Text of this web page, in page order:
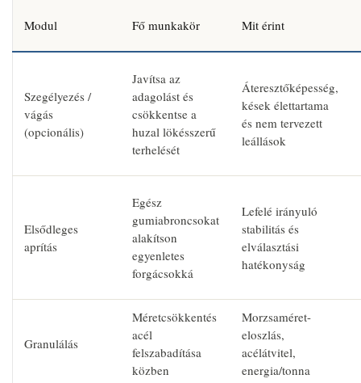
Modul Fő munkakör Mit érint
Szegélyezés /
vágás
(opcionális)
Javítsa az
adagolást és
csökkentse a
huzal lökésszerű
terhelését
Áteresztőképesség,
kések élettartama
és nem tervezett
leállások
Elsődleges
aprítás
Egész
gumiabroncsokat
alakítson
egyenletes
forgácsokká
Lefelé irányuló
stabilitás és
elválasztási
hatékonyság
Granulálás
Méretcsökkentés
acél
felszabadítása
közben
Morzsaméret-
eloszlás,
acélátvitel,
energia/tonna